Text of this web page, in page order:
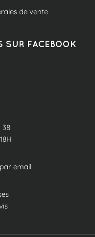
de vente
SUR FACEBOOK
38
email